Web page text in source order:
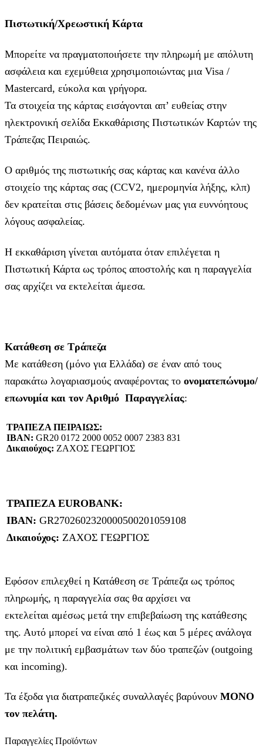
Πιστωτική/Χρεωστική Κάρτα
Μπορείτε να πραγματοποιήσετε την πληρωμή με απόλυτη
ασφάλεια και εχεμύθεια χρησιμοποιώντας μια Visa /
Mastercard, εύκολα και γρήγορα.
Τα στοιχεία της κάρτας εισάγoνται απ’ ευθείας στην
ηλεκτρονική σελίδα Εκκαθάρισης Πιστωτικών Καρτών της
Τράπεζας Πειραιώς.
Ο αριθμός της πιστωτικής σας κάρτας και κανένα άλλο
στοιχείο της κάρτας σας (CCV2, ημερομηνία λήξης, κλπ)
δεν κρατείται στις βάσεις δεδομένων μας για ευννόητους
λόγους ασφαλείας.
Η εκκαθάριση γίνεται αυτόματα όταν επιλέγεται η
Πιστωτική Κάρτα ως τρόπος αποστολής και η παραγγελία
σας αρχίζει να εκτελείται άμεσα.
Κατάθεση σε Τράπεζα
Με κατάθεση (μόνο για Ελλάδα) σε έναν από τους
παρακάτω λογαριασμούς αναφέροντας το ονοματεπώνυμο/
επωνυμία και τον Αριθμό Παραγγελίας:
ΤΡΑΠΕΖΑ ΠΕΙΡΑΙΩΣ:
IBAN: GR20 0172 2000 0052 0007 2383 831
Δικαιούχος: ΖΑΧΟΣ ΓΕΩΡΓΙΟΣ
ΤΡΑΠΕΖΑ EUROBANK:
IBAN: GR2702602320000500201059108
Δικαιούχος: ΖΑΧΟΣ ΓΕΩΡΓΙΟΣ
Εφόσον επιλεχθεί η Κατάθεση σε Τράπεζα ως τρόπος
πληρωμής, η παραγγελία σας θα αρχίσει να
εκτελείται αμέσως μετά την επιβεβαίωση της κατάθεσης
της. Αυτό μπορεί να είναι από 1 έως και 5 μέρες ανάλογα
με την πολιτική εμβασμάτων των δύο τραπεζών (outgoing
και incoming).
Τα έξοδα για διατραπεζικές συναλλαγές βαρύνουν MONO
τον πελάτη.
Παραγγελίες Προϊόντων